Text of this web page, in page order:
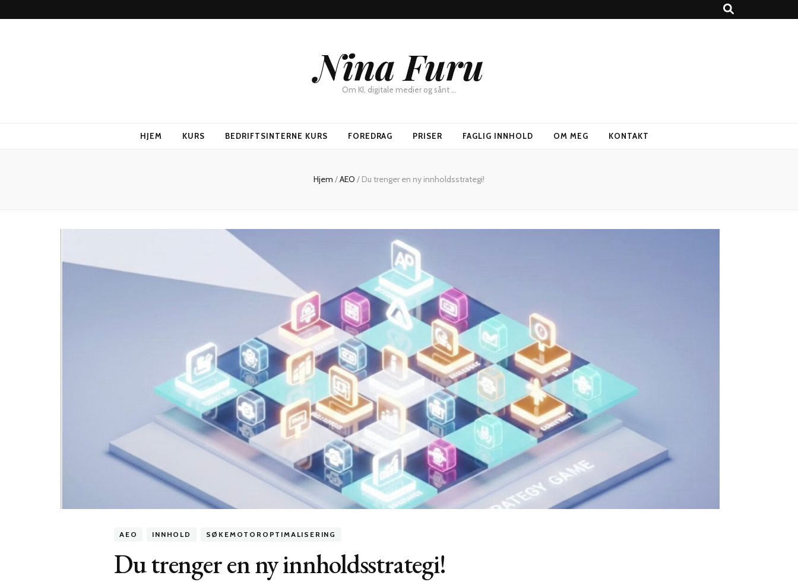
Nina Furu
Om KI, digitale medier og sånt …
HJEM KURS BEDRIFTSINTERNE KURS FOREDRAG PRISER FAGLIG INNHOLD OM MEG KONTAKT
Hjem /AEO / Du trenger en ny innholdsstrategi!
AEO INNHOLD SØKEMOTOROPTIMALISERING
Du trenger en ny innholdsstrategi!